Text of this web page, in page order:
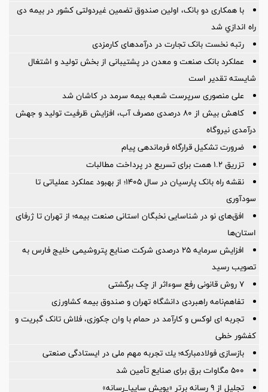
با همکاری دو بانک، اولین صندوق تضمین غیردولتی کشور در بیمه دی
راه اندازي شد
رتبه نخست بانک تجارت در درآمدهای کارمزدی
عملکرد بانک صنعت و معدن در پشتیبانی از بخش تولید و اشتغال
شایسته تقدیر است
علی منصوری سرپرست شعبه بیمه سرمد در کاشان شد
کاهش بیش از ۸۰ درصدی مصرف آب، افزایش ظرفیت تولید و جهش
درآمدی نیروگاه
ضرورت تشكیل قرارگاه فرماندهی پیام
تزریق ۱.۲ همت برای تسریع در پرداخت مطالبات
نقشه راه بانک پارسیان در سال ۱۴۰۵؛ از بهبود عملکرد عملیاتی تا
سودآوری
افق‌های نو در شناسایی نخبگان استانی صنعت بیمه؛ از تهران تا ژرفای
استان‌ها
افزایش سرمایه ۲۵ درصدی شرکت صنایع پتروشیمی خلیج فارس به
تصویب رسید
۷ روش قانونی رفع سوء‌اثر از چک برگشتی
تفاهم‌نامه راهبردی دانشگاه تهران و صندوق بیمه كشاورزی
تجربه ای لوکس و کارآمد در حمام با وان جکوزی، فلاش تانک گبریت و
کفشور خطی
بازسازی فولادمباركه؛ یك تجربه مهم ملی در ایستادگی صنعتی
۵۰۰ مگاوات برق برای صنایع تأمین شد
تجلیل از ۹ رسانه برتر «پویش سایپا_رسانه»